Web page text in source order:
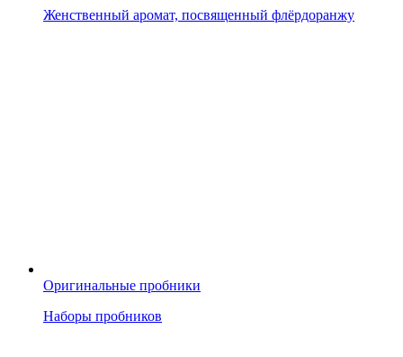
Женственный аромат, посвященный флёрдоранжу
Оригинальные пробники
Наборы пробников